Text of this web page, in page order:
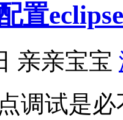
置
亲亲宝宝
调试是